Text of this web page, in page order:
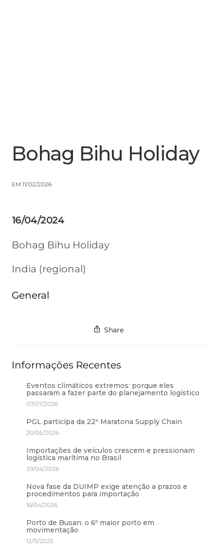
Bohag Bihu Holiday
EM 11/02/2026
16/04/2024
Bohag Bihu Holiday
India (regional)
General
Share
Informações Recentes
Eventos climáticos extremos: porque eles
passaram a fazer parte do planejamento logístico
07/07/2026
PGL participa da 22ª Maratona Supply Chain
20/05/2026
Importações de veículos crescem e pressionam
logística marítima no Brasil
29/04/2026
Nova fase da DUIMP exige atenção a prazos e
procedimentos para importação
16/04/2026
Porto de Busan: o 6º maior porto em
movimentação
12/11/2025